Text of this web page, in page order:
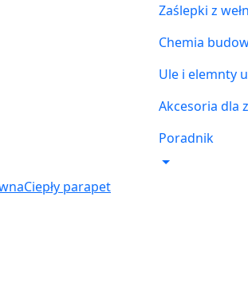
Zaślepki z
Chemia
Ule i elemnty
Akcesoria dla
Poradnik
Ciepły parapet